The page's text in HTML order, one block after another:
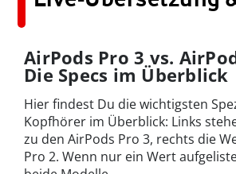
AirPods Pro 3 vs.
Die Specs im Überblick
Hier findest Du die wichtigsten
Kopfhörer im Überblick: Links
zu den AirPods Pro 3, rechts die
Pro 2. Wenn nur ein Wert